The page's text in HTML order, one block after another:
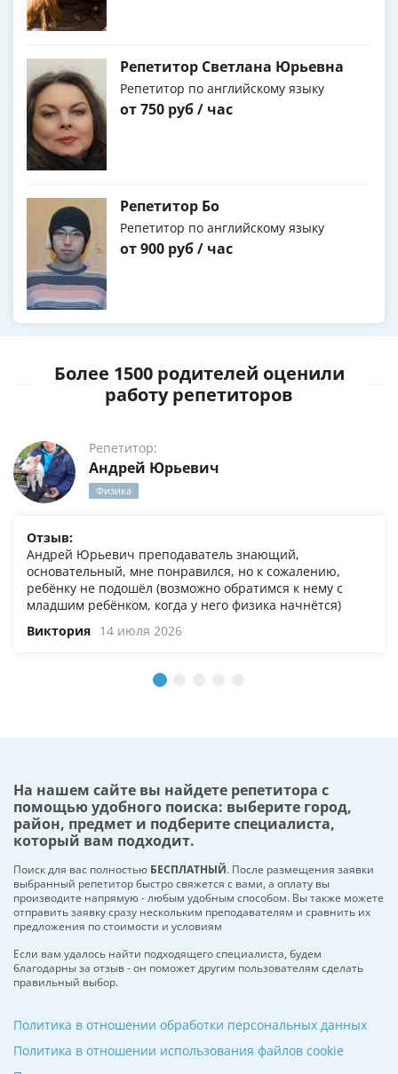
Репетитор Светлана Юрьевна
Репетитор по английскому языку
от 750 руб / час
Репетитор Бо
Репетитор по английскому языку
от 900 руб / час
Более 1500 родителей оценили
работу репетиторов
Репетитор:
Андрей Юрьевич
Физика
Отзыв:
Андрей Юрьевич преподаватель знающий,
основательный, мне понравился, но к сожалению,
ребёнку не подошёл (возможно обратимся к нему с
младшим ребёнком, когда у него физика начнётся)
Виктория 14 июля 2026
На нашем сайте вы найдете репетитора с
помощью удобного поиска: выберите город,
район, предмет и подберите специалиста,
который вам подходит.
Поиск для вас полностью БЕСПЛАТНЫЙ. После размещения заявки
выбранный репетитор быстро свяжется с вами, а оплату вы
производите напрямую - любым удобным способом. Вы также можете
отправить заявку сразу нескольким преподавателям и сравнить их
предложения по стоимости и условиям
Если вам удалось найти подходящего специалиста, будем
благодарны за отзыв - он поможет другим пользователям сделать
правильный выбор.
Политика в отношении обработки персональных данных
Политика в отношении использования файлов cookie